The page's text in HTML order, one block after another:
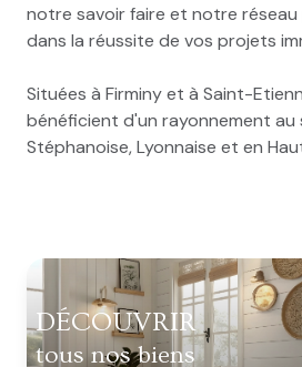
DÉCOUVRIR
tous nos biens
notre savoir faire et notre
dans la réussite de vos projets
Situées à Firminy et à Saint-
bénéficient d'un rayonnement au
Stéphanoise, Lyonnaise et en